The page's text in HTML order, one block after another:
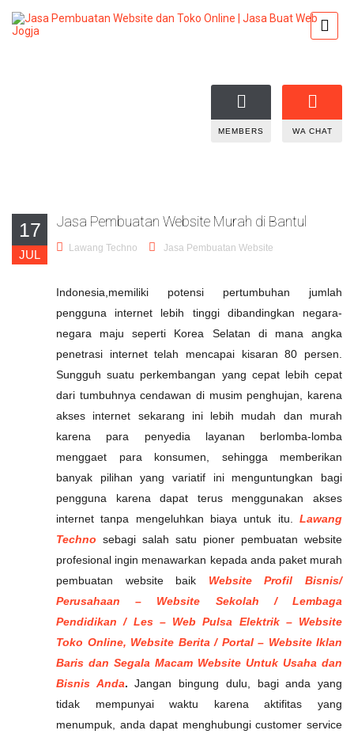
MEMBERS WA CHAT
17
JUL
Jasa Pembuatan Website Murah di Bantul
Lawang Techno Jasa Pembuatan Website
Indonesia,memiliki potensi pertumbuhan jumlah
pengguna internet lebih tinggi dibandingkan negara-
negara maju seperti Korea Selatan di mana angka
penetrasi internet telah mencapai kisaran 80 persen.
Sungguh suatu perkembangan yang cepat lebih cepat
dari tumbuhnya cendawan di musim penghujan, karena
akses internet sekarang ini lebih mudah dan murah
karena para penyedia layanan berlomba-lomba
menggaet para konsumen, sehingga memberikan
banyak pilihan yang variatif ini menguntungkan bagi
pengguna karena dapat terus menggunakan akses
internet tanpa mengeluhkan biaya untuk itu. Lawang
Techno sebagi salah satu pioner pembuatan website
profesional ingin menawarkan kepada anda paket murah
pembuatan website baik Website Profil Bisnis/
Perusahaan – Website Sekolah / Lembaga
Pendidikan / Les – Web Pulsa Elektrik – Website
Toko Online, Website Berita / Portal – Website Iklan
Baris dan Segala Macam Website Untuk Usaha dan
Bisnis Anda.Jangan bingung dulu, bagi anda yang
tidak mempunyai waktu karena aktifitas yang
menumpuk, anda dapat menghubungi customer service